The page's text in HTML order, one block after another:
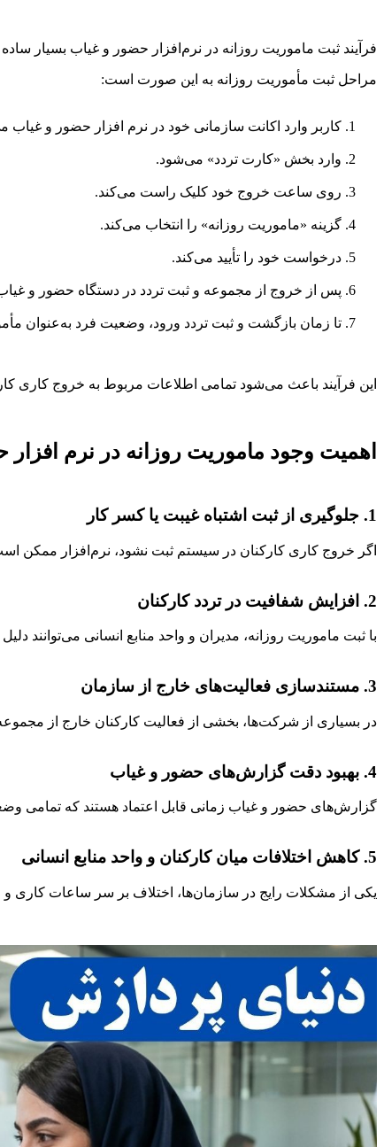
فرآیند ثبت ماموریت روزانه در نرم‌افزار حضور و غیاب بسیار
مراحل ثبت مأموریت روزانه به این صورت است:
کاربر وارد اکانت سازمانی خود در نرم‌ افزار حضور و غیاب
وارد بخش «کارت تردد» می‌شود.
روی ساعت خروج خود کلیک راست می‌کند.
گزینه «ماموریت روزانه» را انتخاب می‌کند.
درخواست خود را تأیید می‌کند.
پس از خروج از مجموعه و ثبت تردد در دستگاه حضور و
تا زمان بازگشت و ثبت تردد ورود، وضعیت فرد به‌عنوان
این فرآیند باعث می‌شود تمامی اطلاعات مربوط به خروج کاری
اهمیت وجود ماموریت روزانه در نرم‌
1. جلوگیری از ثبت اشتباه غیبت یا کسر کار
اگر خروج کاری کارکنان در سیستم ثبت نشود، نرم‌افزار ممکن
2. افزایش شفافیت در تردد کارکنان
با ثبت ماموریت روزانه، مدیران و واحد منابع انسانی
3. مستندسازی فعالیت‌های خارج از سازمان
در بسیاری از شرکت‌ها، بخشی از فعالیت کارکنان خارج از
4. بهبود دقت گزارش‌های حضور و غیاب
گزارش‌های حضور و غیاب زمانی قابل اعتماد هستند که تمامی
5. کاهش اختلافات میان کارکنان و واحد منابع انسانی
یکی از مشکلات رایج در سازمان‌ها، اختلاف بر سر ساعات کاری